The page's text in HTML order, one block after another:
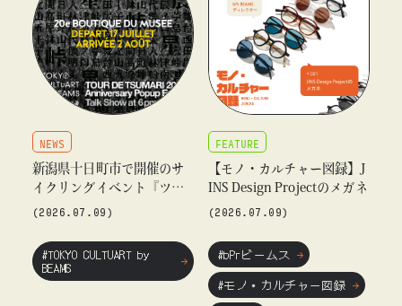
blog blog
NEWS
新潟県十日町市で開催のサ
イクリングイベント『ツー
ルド妻有 2026』を記念し
〈TOKYO CULTUART by B
EAMS〉にて実施
(2026.07.09)
#TOKYO CULTUART by
BEAMS
FEATURE
【モノ・カルチャー図録】J
INS Design Projectのメガネ
(2026.07.09)
#bPrビームス
#モノ・カルチャー図録